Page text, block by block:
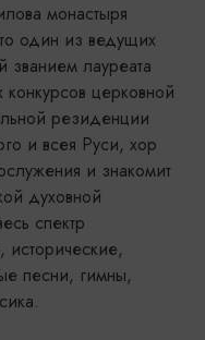
монастыря
один из ведущих
званием лауреата
церковной
резиденции
и всея Руси, хор
и знакомит
духовной
спектр
песни, гимны,